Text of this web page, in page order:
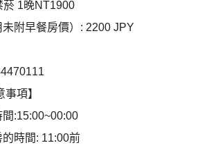
菸 1晚NT1900
附早餐房價）: 2200 JPY
事項】
:15:00~00:00
時間: 11:00前